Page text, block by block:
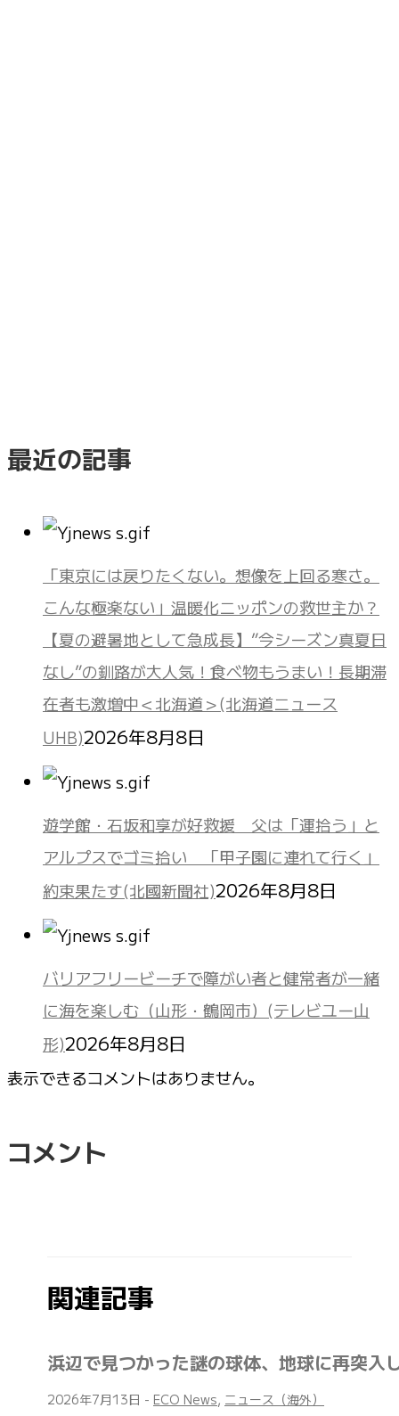
最近の記事
「東京には戻りたくない。想像を上回る寒さ。
こんな極楽ない」温暖化ニッポンの救世主か？
【夏の避暑地として急成長】”今シーズン真夏日
なし”の釧路が大人気！食べ物もうまい！長期滞
在者も激増中＜北海道＞(北海道ニュース
UHB)2026年8月8日
遊学館・石坂和享が好救援 父は「運拾う」と
アルプスでゴミ拾い 「甲子園に連れて行く」
約束果たす(北國新聞社)2026年8月8日
バリアフリービーチで障がい者と健常者が一緒
に海を楽しむ（山形・鶴岡市）(テレビユー山
形)2026年8月8日
表示できるコメントはありません。
コメント
関連記事
浜辺で見つかった謎の球体、地球に再突
2026年7月13日 - ECO News, ニュース（海外）